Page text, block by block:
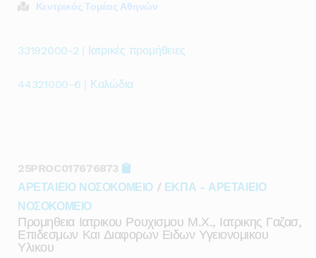
Κεντρικός Τομέας Αθηνών
33192000-2 | Ιατρικές προμήθειες
44321000-6 | Καλώδια
25PROC017676873
ΑΡΕΤΑΙΕΙΟ ΝΟΣΟΚΟΜΕΙΟ / ΕΚΠΑ - ΑΡΕΤΑΙΕΙΟ
ΝΟΣΟΚΟΜΕΙΟ
Προμηθεια Ιατρικου Ρουχισμου Μ.χ., Ιατρικης Γαζασ,
Επιδεσμων Και Διαφορων Ειδων Υγειονομικου
Υλικου